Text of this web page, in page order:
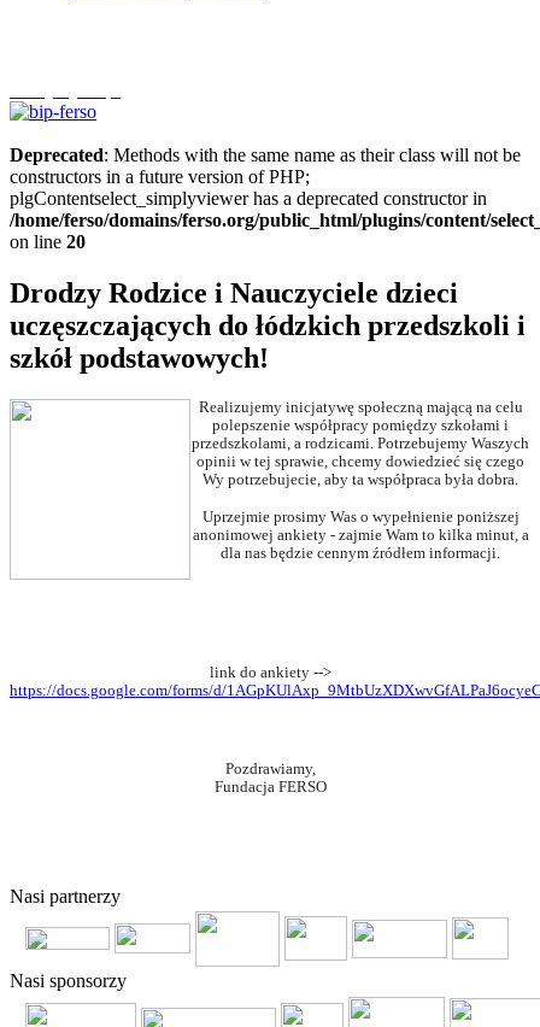
Deprecated: Methods with the same name as their class will not be
constructors in a future version of PHP;
plgContentselect_simplyviewer has a deprecated constructor in
/home/ferso/domains/ferso.org/public_html/plugins/content/
on line 20
Drodzy Rodzice i Nauczyciele dzieci
uczęszczających do łódzkich przedszkoli i
szkół podstawowych!
Realizujemy inicjatywę społeczną mającą na celu
polepszenie współpracy pomiędzy szkołami i
przedszkolami, a rodzicami. Potrzebujemy Waszych
opinii w tej sprawie, chcemy dowiedzieć się czego
Wy potrzebujecie, aby ta współpraca była dobra.
Uprzejmie prosimy Was o wypełnienie poniższej
anonimowej ankiety - zajmie Wam to kilka minut, a
dla nas będzie cennym źródłem informacji.
link do ankiety -->
https://docs.google.com/forms/d/
Pozdrawiamy,
Fundacja FERSO
Nasi partnerzy
Nasi sponsorzy